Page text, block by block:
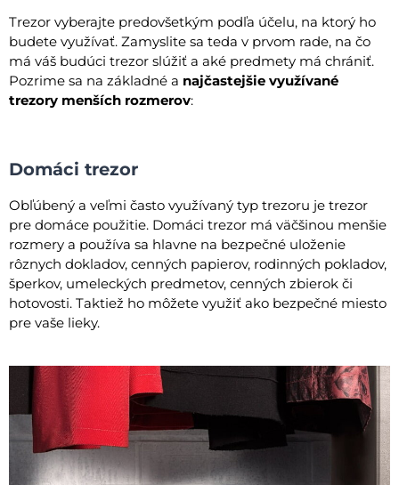
Trezor vyberajte predovšetkým podľa účelu, na ktorý ho
budete využívať. Zamyslite sa teda v prvom rade, na čo
má váš budúci trezor slúžiť a aké predmety má chrániť.
Pozrime sa na základné a najčastejšie využívané
trezory menších rozmerov:
Domáci trezor
Obľúbený a veľmi často využívaný typ trezoru je trezor
pre domáce použitie. Domáci trezor má väčšinou menšie
rozmery a používa sa hlavne na bezpečné uloženie
rôznych dokladov, cenných papierov, rodinných pokladov,
šperkov, umeleckých predmetov, cenných zbierok či
hotovosti. Taktiež ho môžete využiť ako bezpečné miesto
pre vaše lieky.